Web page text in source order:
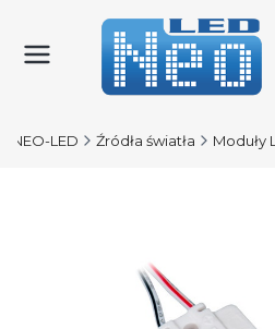
NEO-LED Źródła światła Moduły